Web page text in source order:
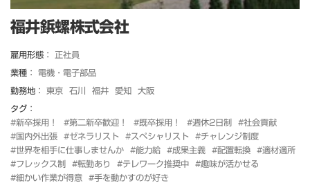
福井鋲螺株式会社
雇用形態： 正社員
業種： 電機・電子部品
勤務地： 東京 石川 福井 愛知 大阪
タグ：
#新卒採用！
#第二新卒歓迎！ #既卒採用！ #週休2日制
#社会貢献
#国内外出張
#ゼネラリスト #スペシャリスト
#チャレンジ制度
#世界を相手に仕事しませんか
#能力給 #成果主義 #配置転換
#適材適所
#フレックス制
#転勤あり #テレワーク推奨中
#趣味が活かせる
#細かい作業が得意
#手を動かすのが好き